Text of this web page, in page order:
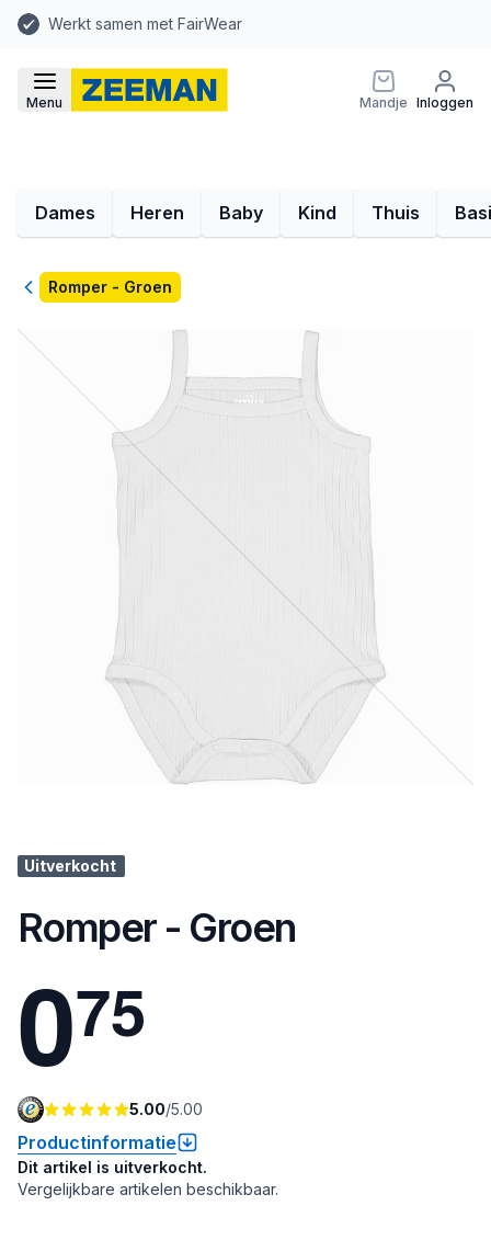
Werkt samen met FairWear
Menu Mandje Inloggen
Dames Heren Baby Kind Thuis
TerugRomper - Groen
Uitverkocht
Romper - Groen
075
5.00/5.00
Productinformatie
Dit artikel is uitverkocht.
Vergelijkbare artikelen beschikbaar.